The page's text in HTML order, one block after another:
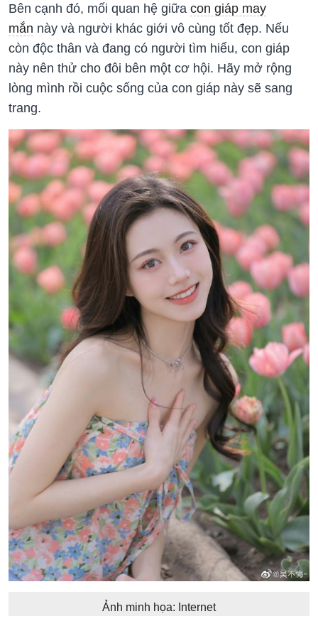
Bên cạnh đó, mối quan hệ giữa con giáp may
mắn này và người khác giới vô cùng tốt đẹp. Nếu
còn độc thân và đang có người tìm hiểu, con giáp
này nên thử cho đôi bên một cơ hội. Hãy mở rộng
lòng mình rồi cuộc sống của con giáp này sẽ sang
trang.
Ảnh minh họa: Internet